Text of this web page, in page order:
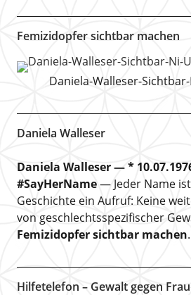
Femizidopfer sichtbar machen
Daniela-Walleser-
Daniela Walleser
Daniela Walleser — *
#SayHerName— Jeder Name
Geschichte ein Aufruf: Keine
von geschlechtsspezifischer
Femizidopfer sichtbar machen
Hilfetelefon – Gewalt gegen